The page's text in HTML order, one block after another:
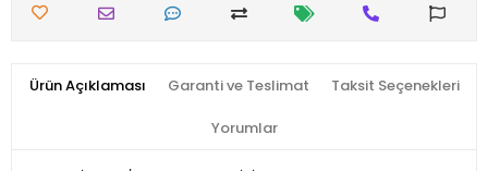
Ürün Açıklaması Garanti ve Teslimat Taksit Seçenekleri
Yorumlar